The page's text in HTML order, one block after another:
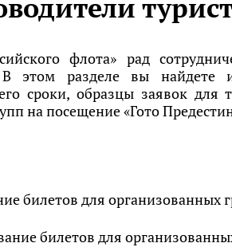
флота» рад
В этом разделе вы
сроки, образцы заявок
на посещение «Гото
билетов для организованных
билетов для